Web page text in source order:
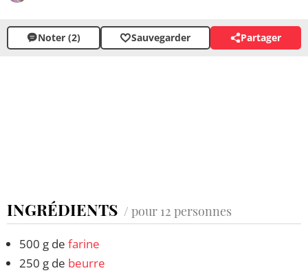
Noter (2) Sauvegarder Partager
INGRÉDIENTS / pour 12 personnes
500 g de farine
250 g de beurre